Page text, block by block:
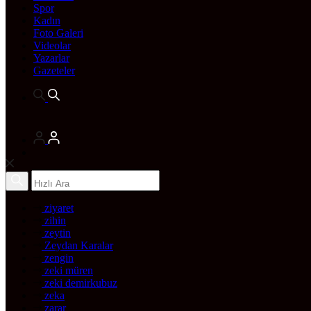
Spor
Kadın
Foto Galeri
Videolar
Yazarlar
Gazeteler
ziyaret
zihin
zeytin
Zeydan Karalar
zengin
zeki müren
zeki demirkubuz
zeka
zarar